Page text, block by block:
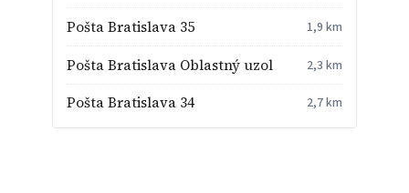
Pošta Bratislava 35 1,9 km
Pošta Bratislava Oblastný uzol 2,3 km
Pošta Bratislava 34 2,7 km